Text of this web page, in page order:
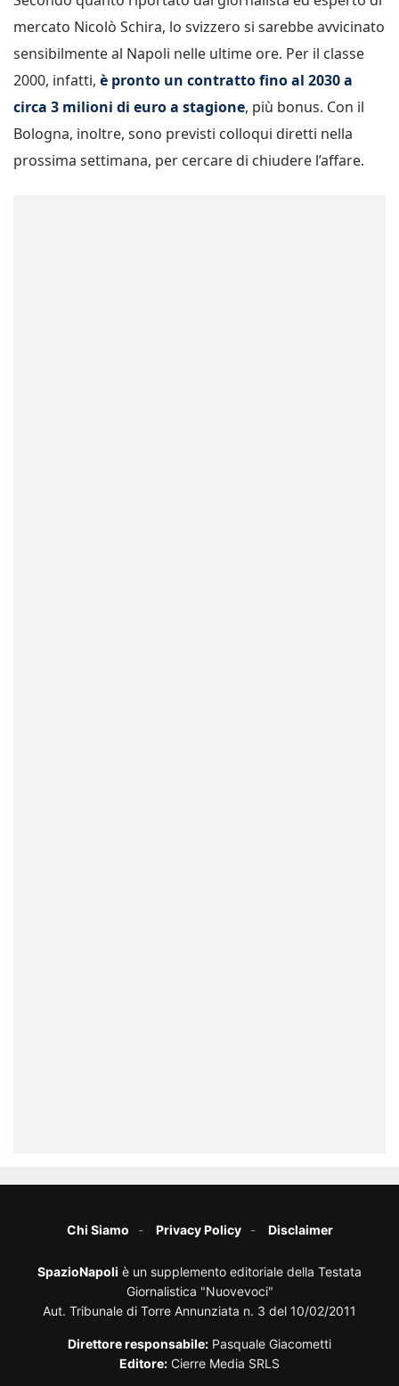
mercato Nicolò Schira, lo svizzero si sarebbe avvicinato
sensibilmente al Napoli nelle ultime ore. Per il classe
2000, infatti, è pronto un contratto fino al 2030 a
circa 3 milioni di euro a stagione, più bonus. Con il
Bologna, inoltre, sono previsti colloqui diretti nella
prossima settimana, per cercare di chiudere l’affare.
Chi Siamo Privacy Policy Disclaimer
SpazioNapoli è un supplemento editoriale della Testata
Giornalistica "Nuovevoci"
Aut. Tribunale di Torre Annunziata n. 3 del 10/02/2011
Direttore responsabile: Pasquale Giacometti
Editore: Cierre Media SRLS